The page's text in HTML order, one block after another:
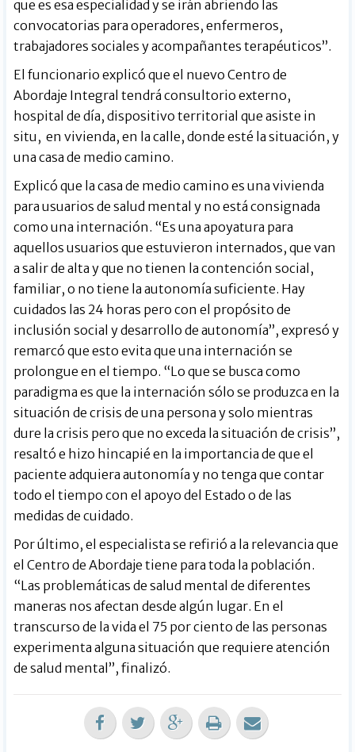
que es esa especialidad y se irán abriendo las
convocatorias para operadores, enfermeros,
trabajadores sociales y acompañantes terapéuticos”.
El funcionario explicó que el nuevo Centro de
Abordaje Integral tendrá consultorio externo,
hospital de día, dispositivo territorial que asiste in
situ, en vivienda, en la calle, donde esté la situación, y
una casa de medio camino.
Explicó que la casa de medio camino es una vivienda
para usuarios de salud mental y no está consignada
como una internación. “Es una apoyatura para
aquellos usuarios que estuvieron internados, que van
a salir de alta y que no tienen la contención social,
familiar, o no tiene la autonomía suficiente. Hay
cuidados las 24 horas pero con el propósito de
inclusión social y desarrollo de autonomía”, expresó y
remarcó que esto evita que una internación se
prolongue en el tiempo. “Lo que se busca como
paradigma es que la internación sólo se produzca en la
situación de crisis de una persona y solo mientras
dure la crisis pero que no exceda la situación de crisis”,
resaltó e hizo hincapié en la importancia de que el
paciente adquiera autonomía y no tenga que contar
todo el tiempo con el apoyo del Estado o de las
medidas de cuidado.
Por último, el especialista se refirió a la relevancia que
el Centro de Abordaje tiene para toda la población.
“Las problemáticas de salud mental de diferentes
maneras nos afectan desde algún lugar. En el
transcurso de la vida el 75 por ciento de las personas
experimenta alguna situación que requiere atención
de salud mental”, finalizó.